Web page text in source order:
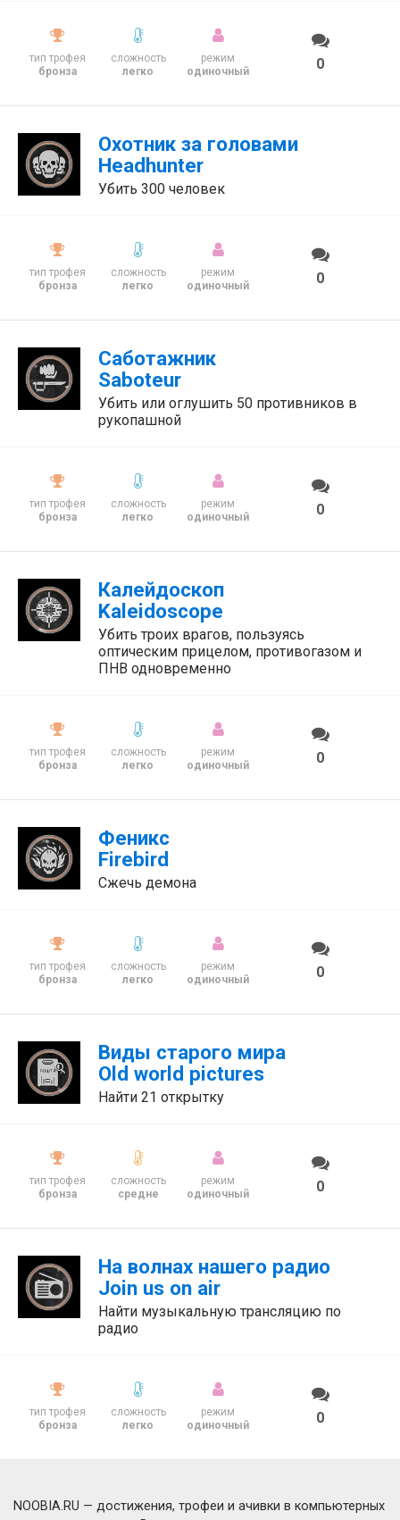
тип трофея
бронза
сложность
легко
режим
одиночный
0
Охотник за головами
Headhunter
Убить 300 человек
тип трофея
бронза
сложность
легко
режим
одиночный
0
Саботажник
Saboteur
Убить или оглушить 50 противников в
рукопашной
тип трофея
бронза
сложность
легко
режим
одиночный
0
Калейдоскоп
Kaleidoscope
Убить троих врагов, пользуясь
оптическим прицелом, противогазом и
ПНВ одновременно
тип трофея
бронза
сложность
легко
режим
одиночный
0
Феникс
Firebird
Сжечь демона
тип трофея
бронза
сложность
легко
режим
одиночный
0
Виды старого мира
Old world pictures
Найти 21 открытку
тип трофея
бронза
сложность
средне
режим
одиночный
0
На волнах нашего радио
Join us on air
Найти музыкальную трансляцию по
радио
тип трофея
бронза
сложность
легко
режим
одиночный
0
NOOBIA.RU — достижения, трофеи и ачивки в компьютерных